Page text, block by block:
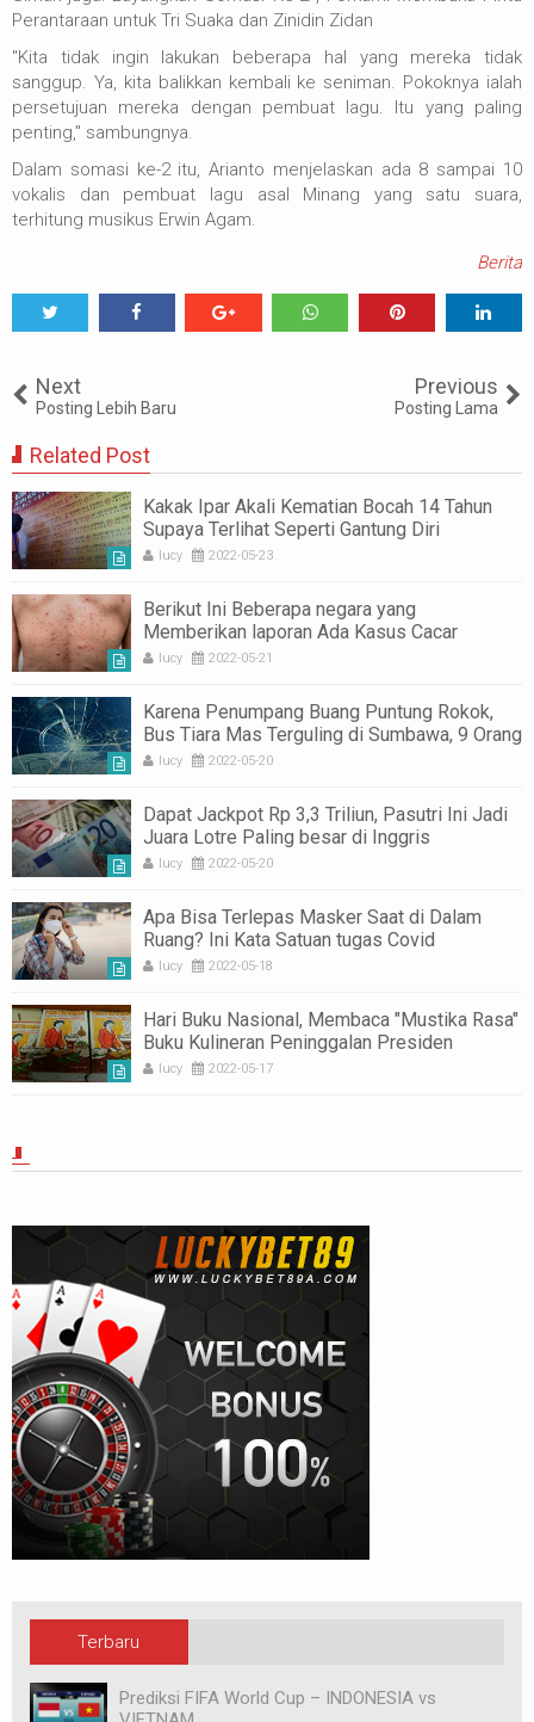
Perantaraan untuk Tri Suaka dan Zinidin Zidan
"Kita tidak ingin lakukan beberapa hal yang mereka tidak
sanggup. Ya, kita balikkan kembali ke seniman. Pokoknya ialah
persetujuan mereka dengan pembuat lagu. Itu yang paling
penting," sambungnya.
Dalam somasi ke-2 itu, Arianto menjelaskan ada 8 sampai 10
vokalis dan pembuat lagu asal Minang yang satu suara,
terhitung musikus Erwin Agam.
Berita
Next
Posting Lebih Baru
Previous
Posting Lama
Related Post
Kakak Ipar Akali Kematian Bocah 14 Tahun
Supaya Terlihat Seperti Gantung Diri
lucy 2022-05-23
Berikut Ini Beberapa negara yang
Memberikan laporan Ada Kasus Cacar
Monyet
lucy 2022-05-21
Karena Penumpang Buang Puntung Rokok,
Bus Tiara Mas Terguling di Sumbawa, 9 Orang
Cedera
lucy 2022-05-20
Dapat Jackpot Rp 3,3 Triliun, Pasutri Ini Jadi
Juara Lotre Paling besar di Inggris
lucy 2022-05-20
Apa Bisa Terlepas Masker Saat di Dalam
Ruang? Ini Kata Satuan tugas Covid
lucy 2022-05-18
Hari Buku Nasional, Membaca "Mustika Rasa"
Buku Kulineran Peninggalan Presiden
Soekarno untuk Indonesia
lucy 2022-05-17
Terbaru
Prediksi FIFA World Cup – INDONESIA vs